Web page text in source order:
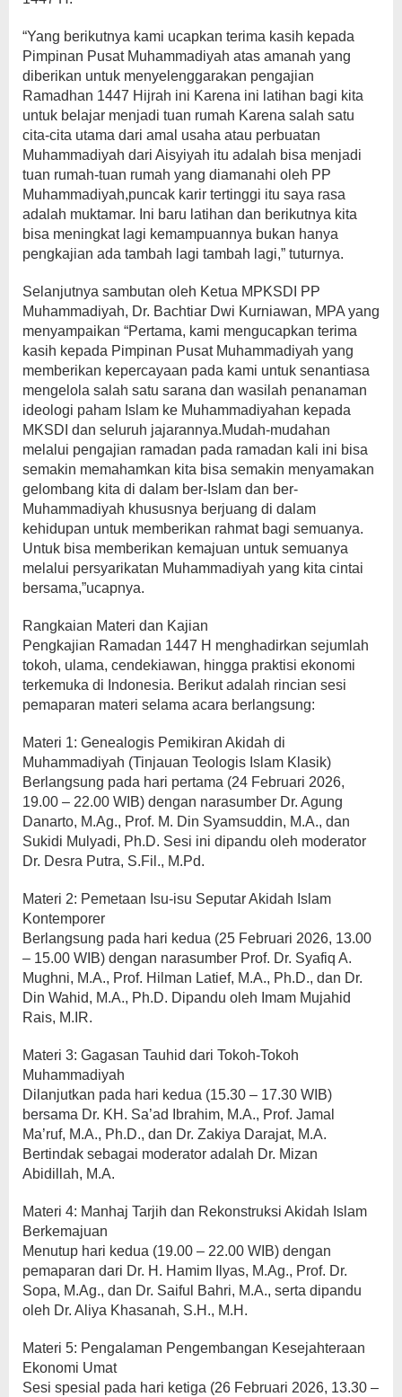
“Yang berikutnya kami ucapkan terima kasih kepada
Pimpinan Pusat Muhammadiyah atas amanah yang
diberikan untuk menyelenggarakan pengajian
Ramadhan 1447 Hijrah ini Karena ini latihan bagi kita
untuk belajar menjadi tuan rumah Karena salah satu
cita-cita utama dari amal usaha atau perbuatan
Muhammadiyah dari Aisyiyah itu adalah bisa menjadi
tuan rumah-tuan rumah yang diamanahi oleh PP
Muhammadiyah,puncak karir tertinggi itu saya rasa
adalah muktamar. Ini baru latihan dan berikutnya kita
bisa meningkat lagi kemampuannya bukan hanya
pengkajian ada tambah lagi tambah lagi,” tuturnya.
Selanjutnya sambutan oleh Ketua MPKSDI PP
Muhammadiyah, Dr. Bachtiar Dwi Kurniawan, MPA yang
menyampaikan “Pertama, kami mengucapkan terima
kasih kepada Pimpinan Pusat Muhammadiyah yang
memberikan kepercayaan pada kami untuk senantiasa
mengelola salah satu sarana dan wasilah penanaman
ideologi paham Islam ke Muhammadiyahan kepada
MKSDI dan seluruh jajarannya.Mudah-mudahan
melalui pengajian ramadan pada ramadan kali ini bisa
semakin memahamkan kita bisa semakin menyamakan
gelombang kita di dalam ber-Islam dan ber-
Muhammadiyah khususnya berjuang di dalam
kehidupan untuk memberikan rahmat bagi semuanya.
Untuk bisa memberikan kemajuan untuk semuanya
melalui persyarikatan Muhammadiyah yang kita cintai
bersama,”ucapnya.
Rangkaian Materi dan Kajian
Pengkajian Ramadan 1447 H menghadirkan sejumlah
tokoh, ulama, cendekiawan, hingga praktisi ekonomi
terkemuka di Indonesia. Berikut adalah rincian sesi
pemaparan materi selama acara berlangsung:
Materi 1: Genealogis Pemikiran Akidah di
Muhammadiyah (Tinjauan Teologis Islam Klasik)
Berlangsung pada hari pertama (24 Februari 2026,
19.00 – 22.00 WIB) dengan narasumber Dr. Agung
Danarto, M.Ag., Prof. M. Din Syamsuddin, M.A., dan
Sukidi Mulyadi, Ph.D. Sesi ini dipandu oleh moderator
Dr. Desra Putra, S.Fil., M.Pd.
Materi 2: Pemetaan Isu-isu Seputar Akidah Islam
Kontemporer
Berlangsung pada hari kedua (25 Februari 2026, 13.00
– 15.00 WIB) dengan narasumber Prof. Dr. Syafiq A.
Mughni, M.A., Prof. Hilman Latief, M.A., Ph.D., dan Dr.
Din Wahid, M.A., Ph.D. Dipandu oleh Imam Mujahid
Rais, M.IR.
Materi 3: Gagasan Tauhid dari Tokoh-Tokoh
Muhammadiyah
Dilanjutkan pada hari kedua (15.30 – 17.30 WIB)
bersama Dr. KH. Sa’ad Ibrahim, M.A., Prof. Jamal
Ma’ruf, M.A., Ph.D., dan Dr. Zakiya Darajat, M.A.
Bertindak sebagai moderator adalah Dr. Mizan
Abidillah, M.A.
Materi 4: Manhaj Tarjih dan Rekonstruksi Akidah Islam
Berkemajuan
Menutup hari kedua (19.00 – 22.00 WIB) dengan
pemaparan dari Dr. H. Hamim Ilyas, M.Ag., Prof. Dr.
Sopa, M.Ag., dan Dr. Saiful Bahri, M.A., serta dipandu
oleh Dr. Aliya Khasanah, S.H., M.H.
Materi 5: Pengalaman Pengembangan Kesejahteraan
Ekonomi Umat
Sesi spesial pada hari ketiga (26 Februari 2026, 13.30 –